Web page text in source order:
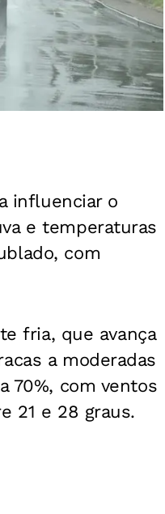
influenciar o
e temperaturas
com
fria, que avança
a moderadas
70%, com ventos
21 e 28 graus.